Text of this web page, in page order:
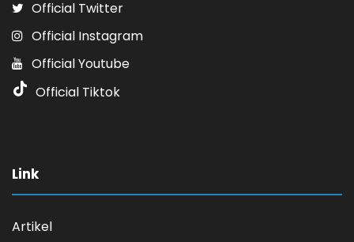
Official Twitter
Official Instagram
Official Youtube
Official Tiktok
Link
Artikel